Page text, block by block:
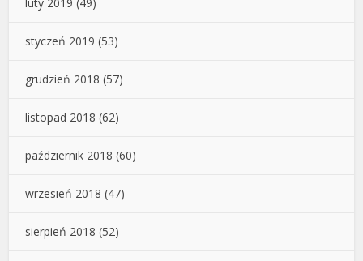
styczeń 2019 (53)
grudzień 2018 (57)
listopad 2018 (62)
październik 2018 (60)
wrzesień 2018 (47)
sierpień 2018 (52)